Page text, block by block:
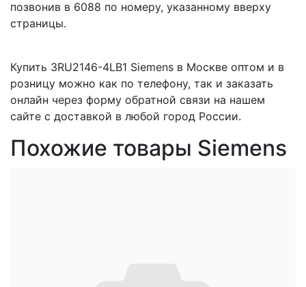
позвонив в 6088 по номеру, указанному вверху
страницы.
Купить 3RU2146-4LB1 Siemens в Москве оптом и в
розницу можно как по телефону, так и заказать
онлайн через форму обратной связи на нашем
сайте с доставкой в любой город России.
Похожие товары Siemens